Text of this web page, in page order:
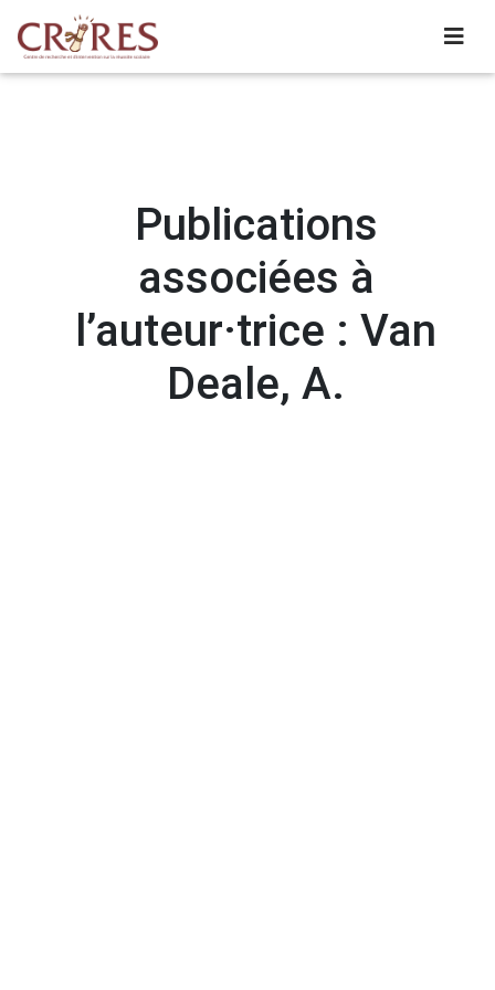
Publications
associées à
l’auteur·trice : Van
Deale, A.